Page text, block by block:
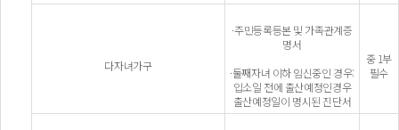
다자녀가구
·주민등록등본 및 가족관계증
명서
·둘째자녀 이하 임신중인 경우:
입소일 전에 출산예정인경우
출산예정일이 명시된 진단서
중 1부
필수